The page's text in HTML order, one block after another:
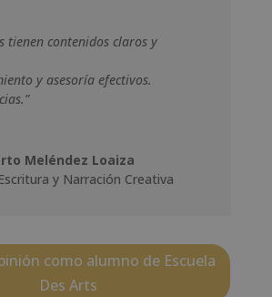
tienen contenidos claros y
y asesoría efectivos.
Meléndez Loaiza
y Narración Creativa
como alumno de Escuela
Des Arts